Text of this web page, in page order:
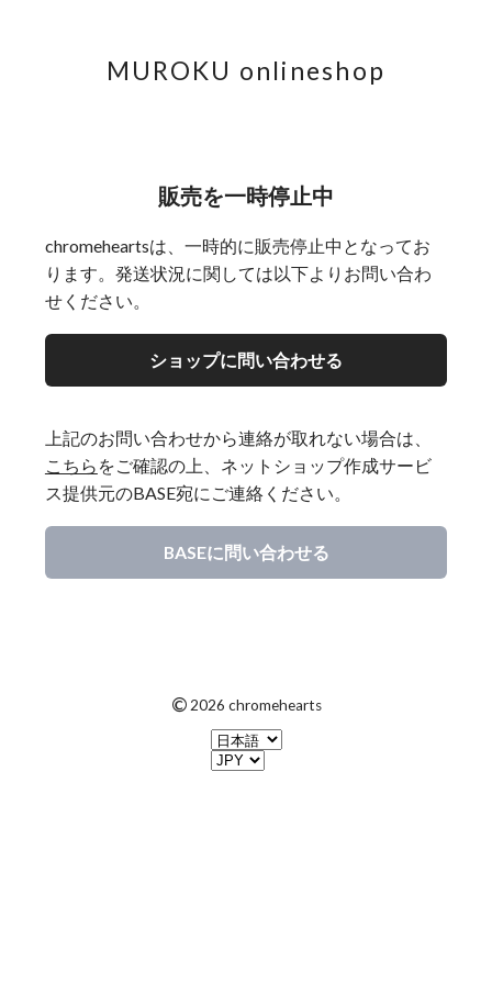
MUROKU onlineshop
販売を一時停止中
chromeheartsは、一時的に販売停止中となってお
ります。発送状況に関しては以下よりお問い合わ
せください。
ショップに問い合わせる
上記のお問い合わせから連絡が取れない場合は、
こちら をご確認の上、ネットショップ作成サービ
ス提供元のBASE宛にご連絡ください。
BASEに問い合わせる
© 2026 chromehearts